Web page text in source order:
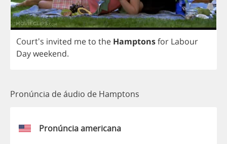
Court's invited meto the Hamptonsfor Labour
Dayweekend.
Pronúncia de áudio de Hamptons
Pronúncia americana